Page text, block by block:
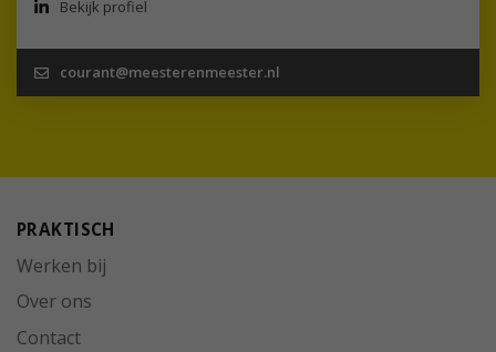
Bekijk profiel
courant@meesterenmeester.nl
PRAKTISCH
Werken bij
Over ons
Contact